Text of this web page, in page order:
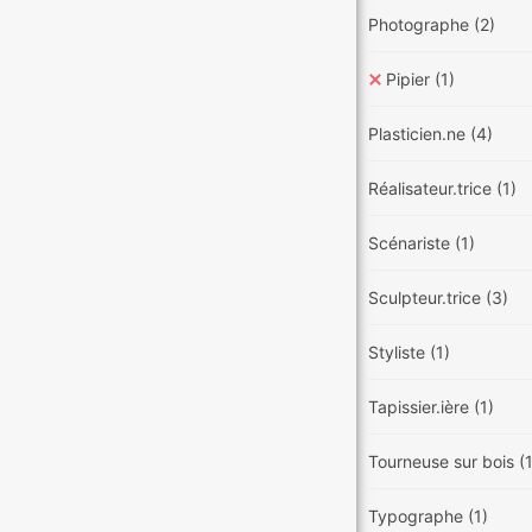
Photographe (2)
Pipier (1)
Plasticien.ne (4)
Réalisateur.trice (1)
Scénariste (1)
Sculpteur.trice (3)
Styliste (1)
Tapissier.ière (1)
Tourneuse sur bois
Typographe (1)